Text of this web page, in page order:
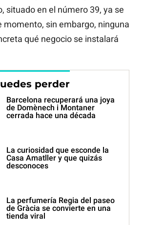
situado en el número 39, ya se
momento, sin embargo, ninguna
qué negocio se instalará
perder
Barcelona recuperará una joya
de Domènech i Montaner
cerrada hace una década
La curiosidad que esconde la
Casa Amatller y que quizás
desconoces
La perfumería Regia del paseo
de Gràcia se convierte en una
tienda viral